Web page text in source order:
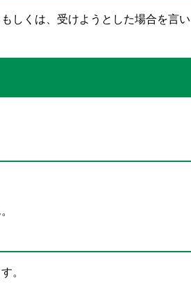
しくは、受けようとした場合を言い
。